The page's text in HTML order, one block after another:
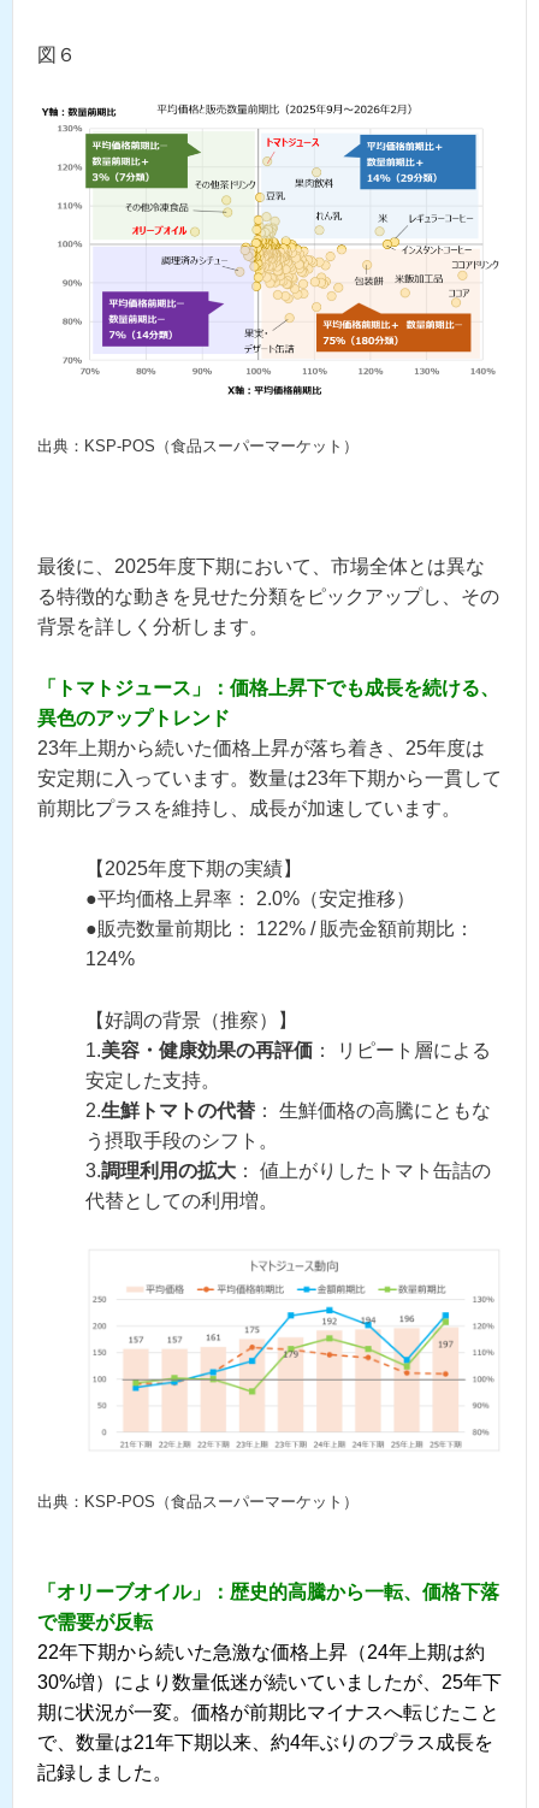
図６
出典：KSP-POS（食品スーパーマーケット）
最後に、2025年度下期において、市場全体とは異な
る特徴的な動きを見せた分類をピックアップし、その
背景を詳しく分析します。
「トマトジュース」：価格上昇下でも成長を続ける、
異色のアップトレンド
23年上期から続いた価格上昇が落ち着き、25年度は
安定期に入っています。数量は23年下期から一貫して
前期比プラスを維持し、成長が加速しています。
【2025年度下期の実績】
●平均価格上昇率： 2.0%（安定推移）
●販売数量前期比： 122% / 販売金額前期比：
124%
【好調の背景（推察）】
1.美容・健康効果の再評価 ： リピート層による
安定した支持。
2.生鮮トマトの代替 ： 生鮮価格の高騰にともな
う摂取手段のシフト。
3.調理利用の拡大 ： 値上がりしたトマト缶詰の
代替としての利用増。
出典：KSP-POS（食品スーパーマーケット）
「オリーブオイル」：歴史的高騰から一転、価格下落
で需要が反転
22年下期から続いた急激な価格上昇（24年上期は約
30%増）により数量低迷が続いていましたが、25年下
期に状況が一変。価格が前期比マイナスへ転じたこと
で、数量は21年下期以来、約4年ぶりのプラス成長を
記録しました。